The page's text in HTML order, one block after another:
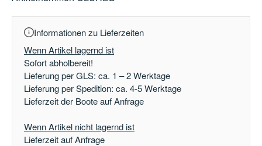
Informationen zu Lieferzeiten
Wenn Artikel lagernd ist
Sofort abholbereit!
Lieferung per GLS: ca. 1 – 2 Werktage
Lieferung per Spedition: ca. 4-5 Werktage
Lieferzeit der Boote auf Anfrage
Wenn Artikel nicht lagernd ist
Lieferzeit auf Anfrage